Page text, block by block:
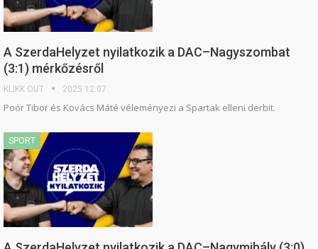
A SzerdaHelyzet nyilatkozik a DAC–Nagyszombat
(3:1) mérkőzésről
KLIKK OUT 2025.12.07.
Poór Tibor és Kovács Máté véleményezi a Spartak elleni derbit.
SPORT